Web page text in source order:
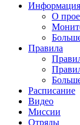
Информация
О
Правила
Расписание
Видео
Миссии
Отряды